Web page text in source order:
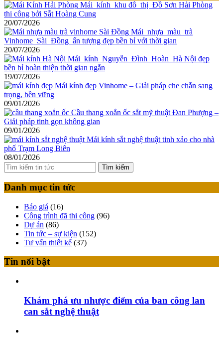
Mái kính khu đô thị Đồ Sơn Hải Phòng
thi công bởi Sắt Hoàng Cung
20/07/2026
Mái nhựa màu trà
Vinhome Sài Đồng ấn tượng đẹp bền bỉ với thời gian
20/07/2026
Mái kính Nguyễn Đình Hoàn Hà Nội đẹp
bền bỉ hoàn thiện thời gian ngắn
19/07/2026
Mái kính đẹp Vinhome – Giải pháp che chắn sang
trọng, bền vững
09/01/2026
Cầu thang xoắn ốc sắt mỹ thuật Đan Phượng –
Giải pháp tinh gọn không gian
09/01/2026
Mái kính sắt nghệ thuật tinh xảo cho nhà
phố Trạm Long Biên
08/01/2026
Tìm kiếm
Danh mục tin tức
Báo giá (16)
Công trình đã thi công (96)
Dự án (86)
Tin tức – sự kiện (152)
Tư vấn thiết kế (37)
Tin nổi bật
Khám phá ưu nhược điểm của ban công lan
can sắt nghệ thuật